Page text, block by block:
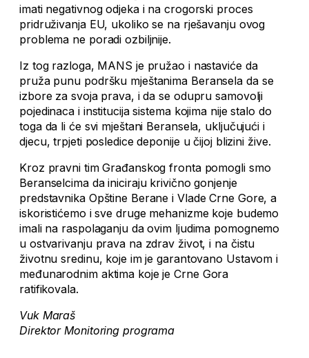
imati negativnog odjeka i na crogorski proces
pridruživanja EU, ukoliko se na rješavanju ovog
problema ne poradi ozbiljnije.
Iz tog razloga, MANS je pružao i nastaviće da
pruža punu podršku mještanima Beransela da se
izbore za svoja prava, i da se odupru samovolji
pojedinaca i institucija sistema kojima nije stalo do
toga da li će svi mještani Beransela, uključujući i
djecu, trpjeti posledice deponije u čijoj blizini žive.
Kroz pravni tim Građanskog fronta pomogli smo
Beranselcima da iniciraju krivično gonjenje
predstavnika Opštine Berane i Vlade Crne Gore, a
iskoristićemo i sve druge mehanizme koje budemo
imali na raspolaganju da ovim ljudima pomognemo
u ostvarivanju prava na zdrav život, i na čistu
životnu sredinu, koje im je garantovano Ustavom i
međunarodnim aktima koje je Crne Gora
ratifikovala.
Vuk Maraš
Direktor Monitoring programa